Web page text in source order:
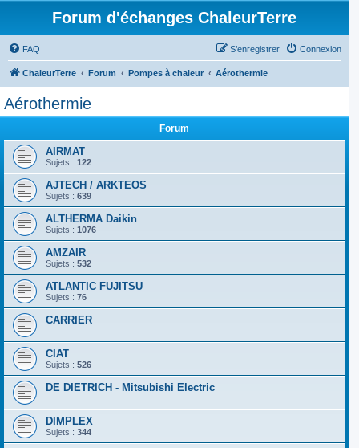
Forum d'échanges ChaleurTerre
FAQ Connexion
S’enregistrer
ChaleurTerre Forum Pompes à chaleur Aérothermie
Aérothermie
Forum
AIRMAT
Sujets : 122
AJTECH / ARKTEOS
Sujets : 639
ALTHERMA Daikin
Sujets : 1076
AMZAIR
Sujets : 532
ATLANTIC FUJITSU
Sujets : 76
CARRIER
CIAT
Sujets : 526
DE DIETRICH - Mitsubishi Electric
DIMPLEX
Sujets : 344